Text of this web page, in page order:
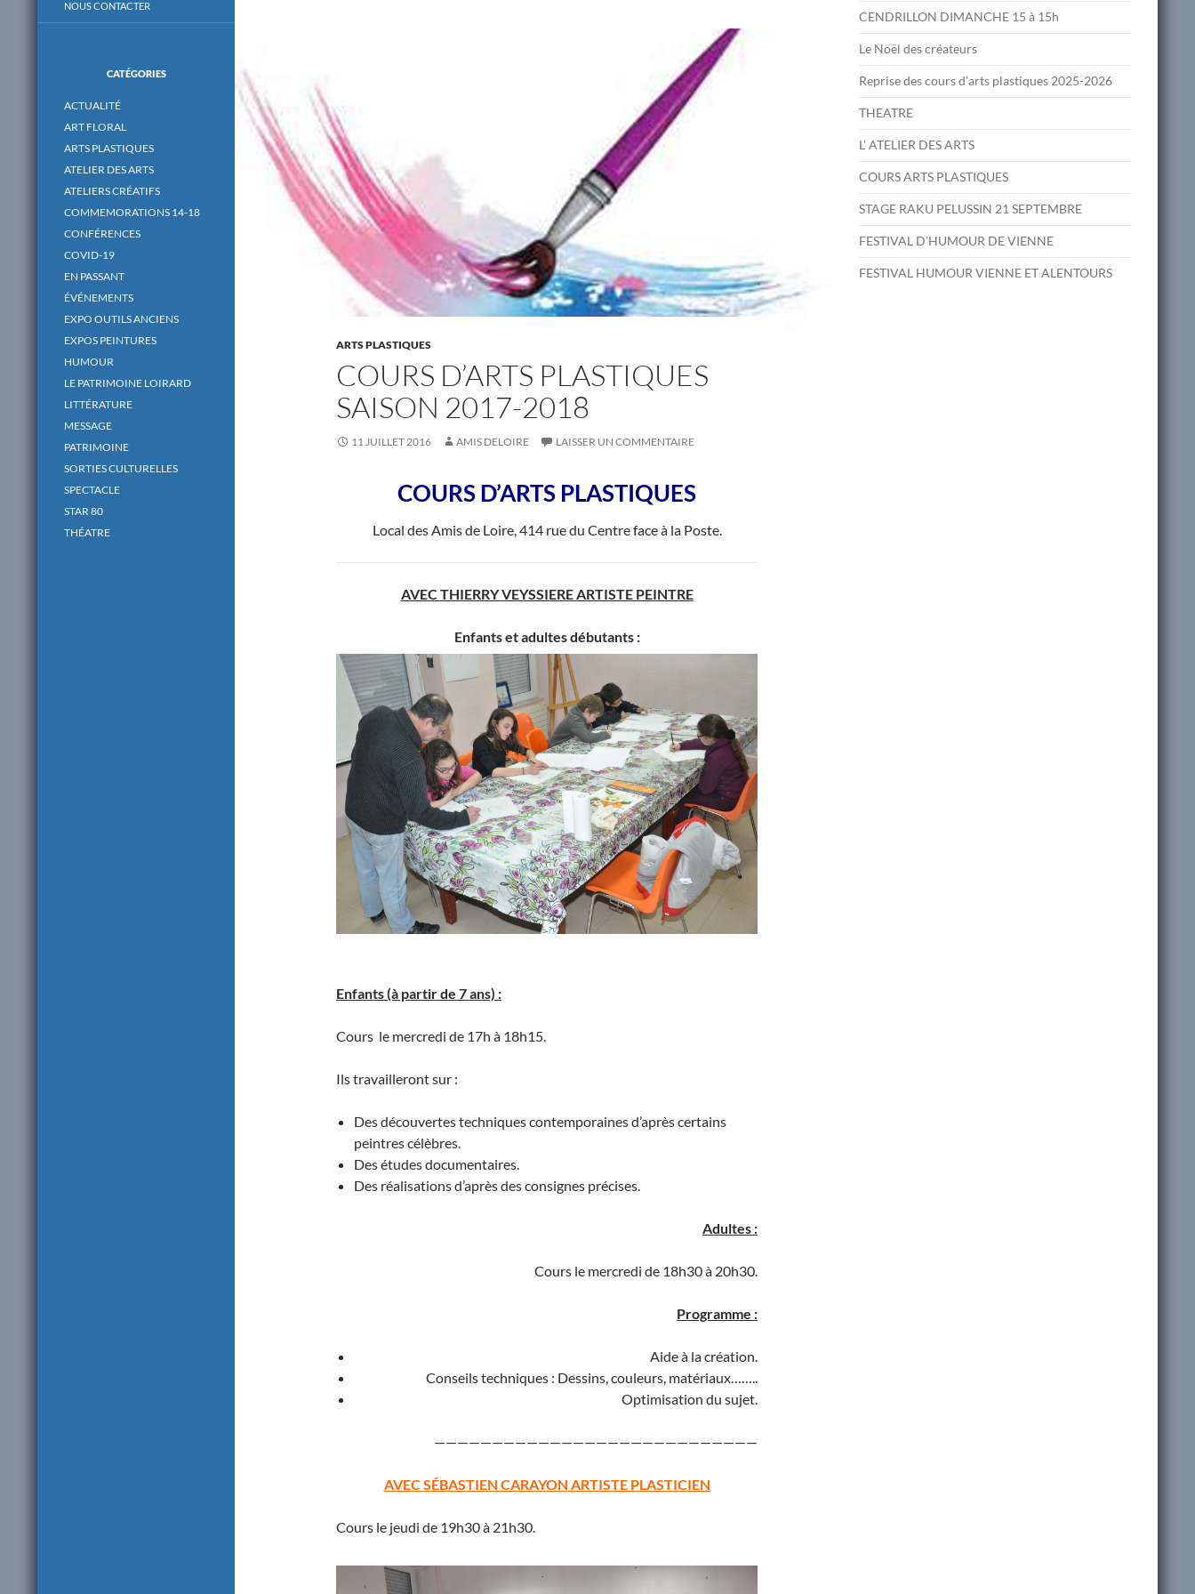
ARTS PLASTIQUES
COURS D’ARTS PLASTIQUES
SAISON 2017-2018
11 JUILLET 2016 AMIS DELOIRE LAISSER UN COMMENTAIRE
COURS D’ARTS PLASTIQUES
Local des Amis de Loire, 414 rue du Centre face à la Poste.
AVEC THIERRY VEYSSIERE ARTISTE PEINTRE
Enfants et adultes débutants :
Enfants (à partir de 7 ans) :
Cours le mercredi de 17h à 18h15.
Ils travailleront sur :
Des découvertes techniques contemporaines d’après certains
peintres célèbres.
Des études documentaires.
Des réalisations d’après des consignes précises.
Adultes :
Cours le mercredi de 18h30 à 20h30.
Programme :
Aide à la création.
Conseils techniques : Dessins, couleurs, matériaux……..
Optimisation du sujet.
————————————————————————————
AVEC SÉBASTIEN CARAYON ARTISTE PLASTICIEN
Cours le jeudi de 19h30 à 21h30.
CENDRILLON DIMANCHE 15 à 15h
Le Noël des créateurs
Reprise des cours d’arts plastiques 2025-2026
THEATRE
L’ ATELIER DES ARTS
COURS ARTS PLASTIQUES
STAGE RAKU PELUSSIN 21 SEPTEMBRE
FESTIVAL D’HUMOUR DE VIENNE
FESTIVAL HUMOUR VIENNE ET ALENTOURS
NOUS CONTACTER
CATÉGORIES
ACTUALITÉ
ART FLORAL
ARTS PLASTIQUES
ATELIER DES ARTS
ATELIERS CRÉATIFS
COMMEMORATIONS 14-18
CONFÉRENCES
COVID-19
EN PASSANT
ÉVÉNEMENTS
EXPO OUTILS ANCIENS
EXPOS PEINTURES
HUMOUR
LE PATRIMOINE LOIRARD
LITTÉRATURE
MESSAGE
PATRIMOINE
SORTIES CULTURELLES
SPECTACLE
STAR 80
THÉATRE